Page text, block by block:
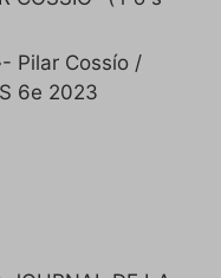
Pilar Cossío /
6e 2023